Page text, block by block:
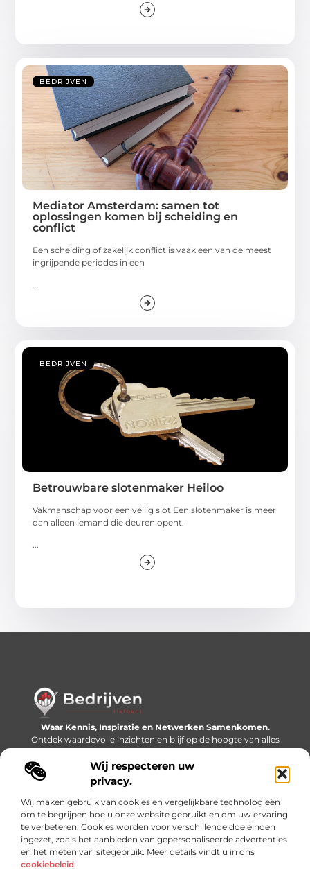
Wij respecteren uw
privacy.
Wij maken gebruik van cookies en vergelijkbare technologieën
om te begrijpen hoe u onze website gebruikt en om uw ervaring
te verbeteren. Cookies worden voor verschillende doeleinden
ingezet, zoals het aanbieden van gepersonaliseerde advertenties
en het meten van sitegebruik. Meer details vindt u in ons
cookiebeleid.
BEDRIJVEN
Mediator Amsterdam: samen tot
oplossingen komen bij scheiding en
conflict
Een scheiding of zakelijk conflict is vaak een van de meest
ingrijpende periodes in een
BEDRIJVEN
Betrouwbare slotenmaker Heiloo
Vakmanschap voor een veilig slot Een slotenmaker is meer
dan alleen iemand die deuren opent.
Waar Kennis, Inspiratie en Netwerken Samenkomen.
Ontdek waardevolle inzichten en blijf op de hoogte van alles
wat er speelt in de wereld.
Bericht categorie
Onze informatie